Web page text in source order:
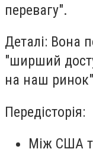
перевагу".
Деталі: Вона
"ширший
на наш
Передісторія:
Між США